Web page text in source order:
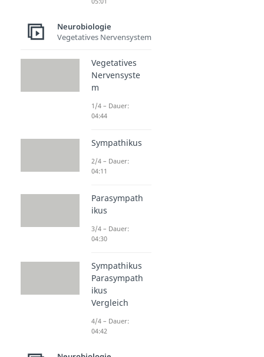
Neurobiologie
Vegetatives Nervensystem
Vegetatives
Nervensyste
m
1/4 – Dauer:
04:44
Sympathikus
2/4 – Dauer:
04:11
Parasympath
ikus
3/4 – Dauer:
04:30
Sympathikus
Parasympath
ikus
Vergleich
4/4 – Dauer:
04:42